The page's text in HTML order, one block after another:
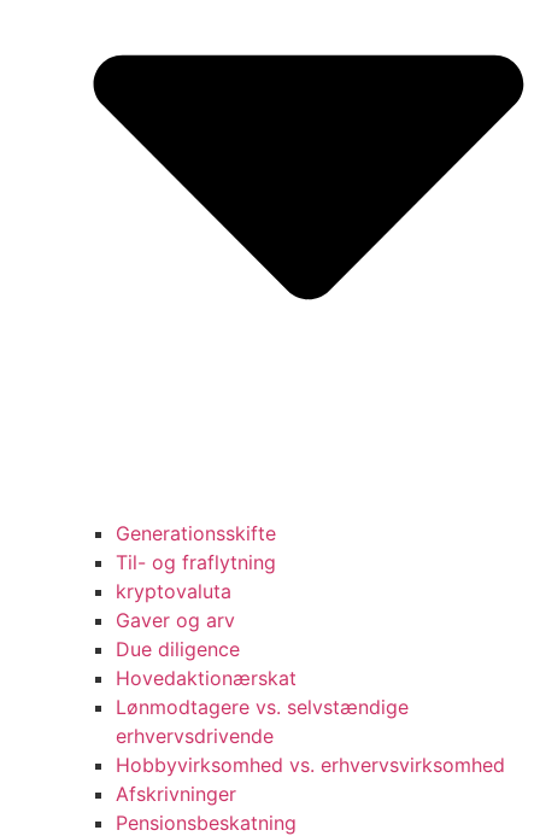
Generationsskifte
Til- og fraflytning
kryptovaluta
Gaver og arv
Due diligence
Hovedaktionærskat
Lønmodtagere vs. selvstændige
erhvervsdrivende
Hobbyvirksomhed vs. erhvervsvirksomhed
Afskrivninger
Pensionsbeskatning